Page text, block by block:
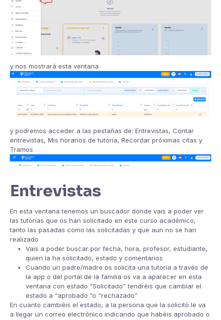
y nos mostrará esta ventana
y podremos acceder a las pestañas de: Entrevistas, Contar
entrevistas, Mis horarios de tutoría, Recordar próximas citas y
Tramos
Entrevistas
En esta ventana tenemos un buscador donde vais a poder ver
las tutorías que os han solicitado en este curso académico,
tanto las pasadas como las solicitadas y que aun no se han
realizado
Vais a poder buscar por fecha, hora, profesor, estudiante,
quien la ha solicitado, estado y comentarios
Cuando un padre/madre os solicita una tutoría a través de
la app o del portal de la familia os va a aparecer en esta
ventana con estado “Solicitado” tendréis que cambiar el
estado a “aprobado “o “rechazado”
En cuanto cambiéis el estado, a la persona que la solicitó le va
a llegar un correo electrónico indicando que habéis aprobado o